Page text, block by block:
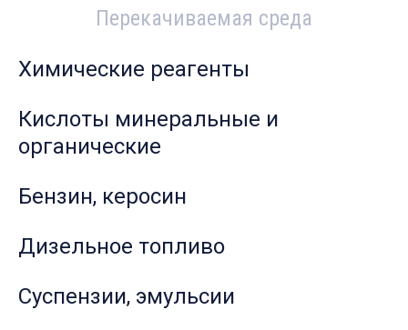
Перекачиваемая среда
Химические реагенты
Кислоты минеральные и
органические
Бензин, керосин
Дизельное топливо
Суспензии, эмульсии